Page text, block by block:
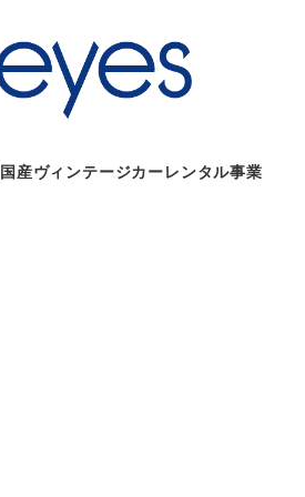
国産ヴィンテージカーレンタル事業